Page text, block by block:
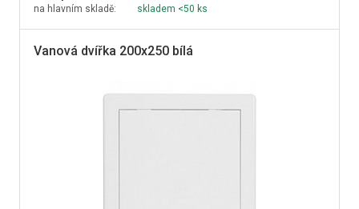
na hlavním skladě:
skladem <50 ks
Vanová dvířka 200x250 bílá